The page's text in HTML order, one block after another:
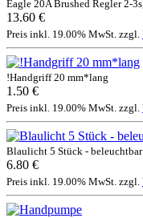
Eagle 20A Brushed Regler 2-
13.60 €
Preis inkl. 19.00% MwSt. zzgl.
!Handgriff 20 mm*lang
1.50 €
Preis inkl. 19.00% MwSt. zzgl.
Blaulicht 5 Stück - beleuchtbar
6.80 €
Preis inkl. 19.00% MwSt. zzgl.